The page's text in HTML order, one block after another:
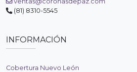
(81) 8310-5545
INFORMACIÓN
Cobertura Nuevo León